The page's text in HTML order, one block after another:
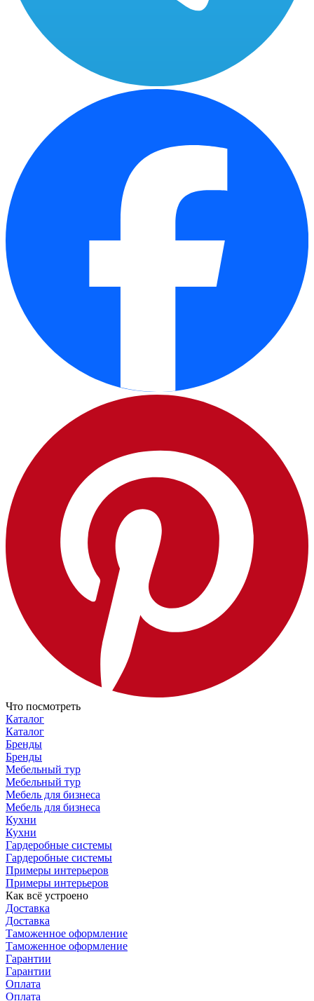
Что посмотреть
Каталог
Каталог
Бренды
Бренды
Мебельный тур
Мебельный тур
Мебель для бизнеса
Мебель для бизнеса
Кухни
Кухни
Гардеробные системы
Гардеробные системы
Примеры интерьеров
Примеры интерьеров
Как всё устроено
Доставка
Доставка
Таможенное оформление
Таможенное оформление
Гарантии
Гарантии
Оплата
Оплата